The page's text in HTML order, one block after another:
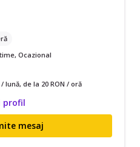
Ocazional
lună, de la 20 RON / oră
profil
mesaj